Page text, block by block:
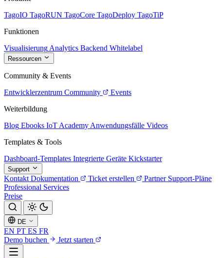
TagoIO TagoRUN TagoCore TagoDeploy TagoTiP
Funktionen
Visualisierung Analytics Backend Whitelabel
Ressourcen
Community & Events
Entwicklerzentrum Community
Events
Weiterbildung
Blog Ebooks IoT Academy Anwendungsfälle Videos
Templates & Tools
Dashboard-Templates Integrierte Geräte Kickstarter
Support
Kontakt Dokumentation Ticket erstellen Partner Support-Pläne
Professional Services
Preise
DE
EN PT ES FR
Demo buchen
Jetzt starten